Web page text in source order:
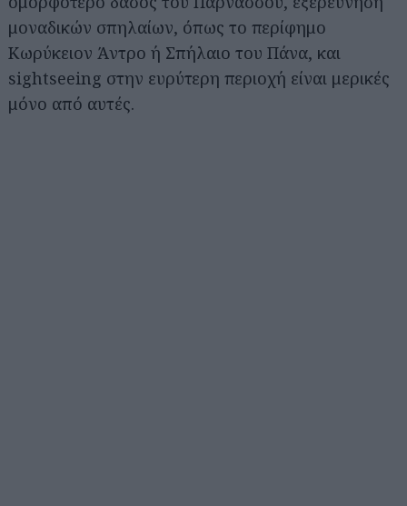
μοναδικών σπηλαίων, όπως το περίφημο
Κωρύκειον Άντρο ή Σπήλαιο του Πάνα, και
sightseeing στην ευρύτερη περιοχή είναι μερικές
μόνο από αυτές.